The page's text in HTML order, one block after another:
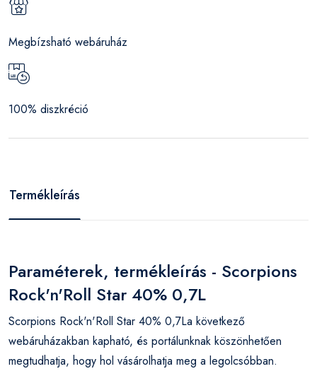
Megbízsható webáruház
100% diszkréció
Termékleírás
Paraméterek, termékleírás - Scorpions
Rock'n'Roll Star 40% 0,7L
Scorpions Rock'n'Roll Star 40% 0,7La következő
webáruházakban kapható, és portálunknak köszönhetően
megtudhatja, hogy hol vásárolhatja meg a legolcsóbban.